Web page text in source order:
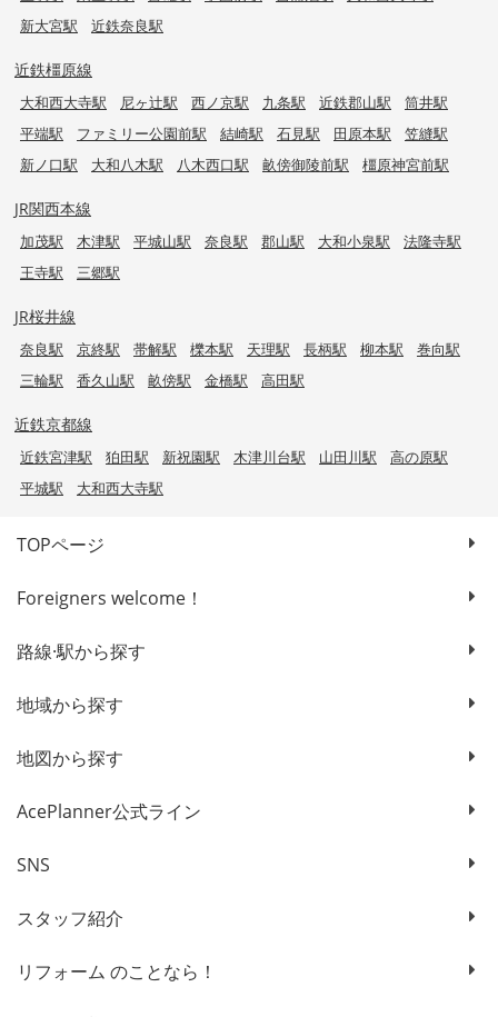
新大宮駅
近鉄奈良駅
近鉄橿原線
大和西大寺駅 尼ヶ辻駅 西ノ京駅 九条駅 近鉄郡山駅
筒井駅
平端駅
ファミリー公園前駅 結崎駅 石見駅 田原本駅
笠縫駅
新ノ口駅
大和八木駅 八木西口駅 畝傍御陵前駅 橿原神宮前駅
JR関西本線
加茂駅 木津駅 平城山駅 奈良駅 郡山駅 大和小泉駅
法隆寺駅
王寺駅
三郷駅
JR桜井線
奈良駅 京終駅 帯解駅 櫟本駅 天理駅 長柄駅 柳本駅
巻向駅
三輪駅
香久山駅 畝傍駅 金橋駅 高田駅
近鉄京都線
近鉄宮津駅 狛田駅 新祝園駅 木津川台駅 山田川駅
高の原駅
平城駅
大和西大寺駅
TOPページ
Foreigners welcome！
路線·駅から探す
地域から探す
地図から探す
AcePlanner公式ライン
SNS
スタッフ紹介
リフォーム のことなら！